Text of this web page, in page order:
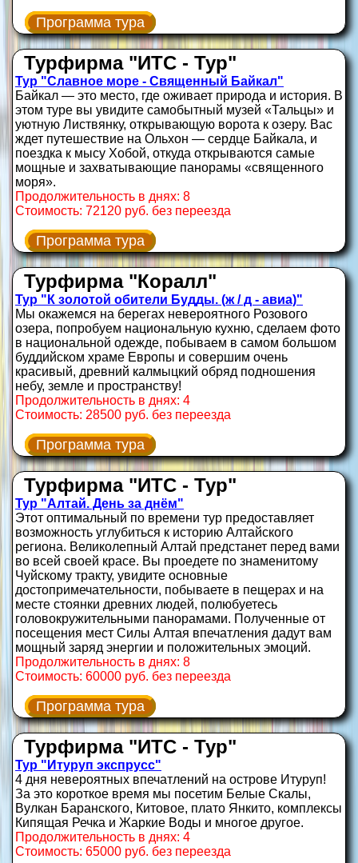
Программа тура
Турфирма "ИТС - Тур"
Тур "Славное море - Священный Байкал"
Байкал — это место, где оживает природа и история. В
этом туре вы увидите самобытный музей «Тальцы» и
уютную Листвянку, открывающую ворота к озеру. Вас
ждет путешествие на Ольхон — сердце Байкала, и
поездка к мысу Хобой, откуда открываются самые
мощные и захватывающие панорамы «священного
моря».
Продолжительность в днях: 8
Стоимость: 72120 руб. без переезда
Программа тура
Турфирма "Коралл"
Тур "К золотой обители Будды. (ж / д - авиа)"
Мы окажемся на берегах невероятного Розового
озера, попробуем национальную кухню, сделаем фото
в национальной одежде, побываем в самом большом
буддийском храме Европы и совершим очень
красивый, древний калмыцкий обряд подношения
небу, земле и пространству!
Продолжительность в днях: 4
Стоимость: 28500 руб. без переезда
Программа тура
Турфирма "ИТС - Тур"
Тур "Алтай. День за днём"
Этот оптимальный по времени тур предоставляет
возможность углубиться к историю Алтайского
региона. Великолепный Алтай предстанет перед вами
во всей своей красе. Вы проедете по знаменитому
Чуйскому тракту, увидите основные
достопримечательности, побываете в пещерах и на
месте стоянки древних людей, полюбуетесь
головокружительными панорамами. Полученные от
посещения мест Силы Алтая впечатления дадут вам
мощный заряд энергии и положительных эмоций.
Продолжительность в днях: 8
Стоимость: 60000 руб. без переезда
Программа тура
Турфирма "ИТС - Тур"
Тур "Итуруп экспрусс"
4 дня невероятных впечатлений на острове Итуруп!
За это короткое время мы посетим Белые Скалы,
Вулкан Баранского, Китовое, плато Янкито, комплексы
Кипящая Речка и Жаркие Воды и многое другое.
Продолжительность в днях: 4
Стоимость: 65000 руб. без переезда